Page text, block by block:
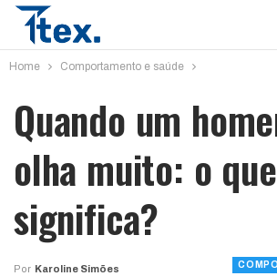
Home Comportamento e saúde
Quando um
olha muito: o que
significa?
Por Karoline Simões